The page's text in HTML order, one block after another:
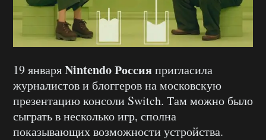
19 январяNintendo Россияпригласила
журналистов и блоггеров на московскую
презентацию консоли Switch. Там можно было
сыграть в несколько игр, сполна
показывающих возможности устройства.